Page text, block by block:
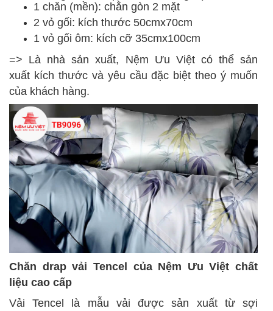
1 chăn (mền): chằn gòn 2 mặt
2 vỏ gối: kích thước 50cmx70cm
1 vỏ gối ôm: kích cỡ 35cmx100cm
=> Là nhà sản xuất, Nệm Ưu Việt có thểsản
xuất kích thướcvà yêu cầu đặc biệt theo ý muốn
của khách hàng.
Chăn drap vải Tencel của Nệm Ưu Việt chất
liệu cao cấp
Vải Tencel là mẫu vải được sản xuất từ sợi